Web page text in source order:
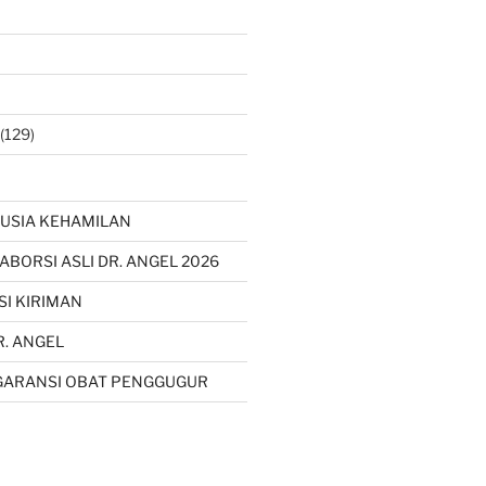
KEHAMILAN
ASLI DR. ANGEL 2026
KIRIMAN
ANGEL
OBAT PENGGUGUR